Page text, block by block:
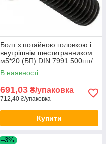
Болт з потайною головкою і
внутрішнім шестигранником
м5*20 (БП) DIN 7991 500шт/
уп
В наявності
691,03 ₴/упаковка
712,40 ₴/упаковка
Купити
–3%